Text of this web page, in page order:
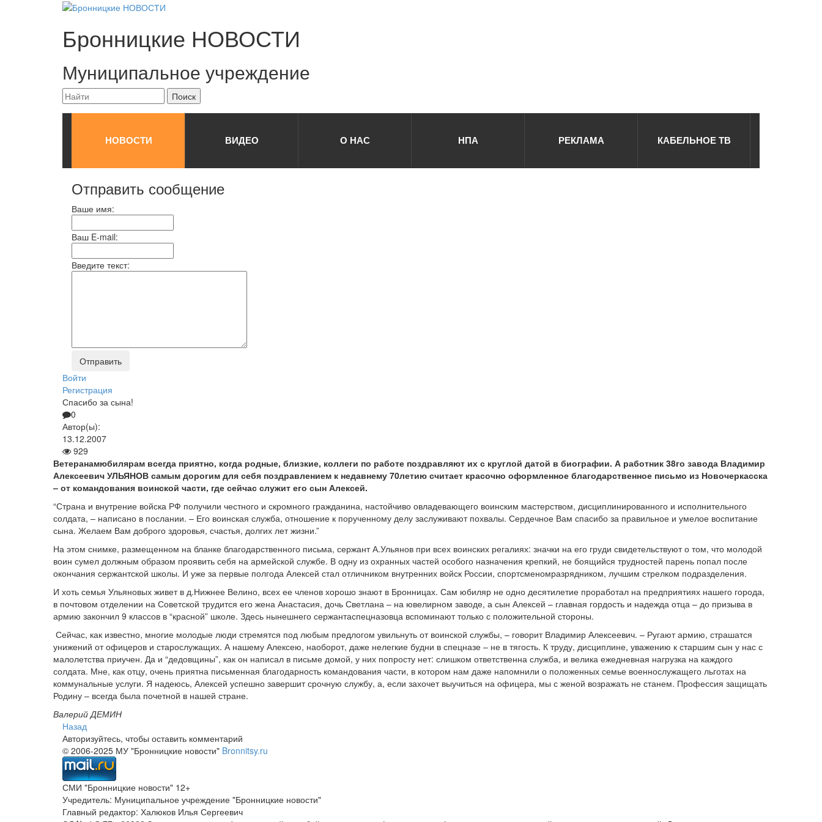
Бронницкие НОВОСТИ
Муниципальное учреждение
НОВОСТИ ВИДЕО О НАС НПА РЕКЛАМА КАБЕЛЬНОЕ ТВ
Отправить сообщение
Ваше имя:
Ваш E-mail:
Введите текст:
Войти
Регистрация
Спасибо за сына!
0
Автор(ы):
13.12.2007
929
Ветеранам­юбилярам всегда приятно, когда родные, близкие, коллеги по работе поздравляют их с круглой датой в биографии. А работник 38­го завода Владимир
Алексеевич УЛЬЯНОВ самым дорогим для себя поздравлением к недавнему 70­летию считает красочно оформленное благодарственное письмо из Новочеркасска
– от командования воинской части, где сейчас служит его сын Алексей.
“Страна и внутрение войска РФ получили честного и скромного гражданина, настойчиво овладевающего воинским мастерством, дисциплинированного и исполнительного
солдата, – написано в послании. – Его воинская служба, отношение к порученному делу заслуживают похвалы. Сердечное Вам спасибо за правильное и умелое воспитание
сына. Желаем Вам доброго здоровья, счастья, долгих лет жизни.”
На этом снимке, размещенном на бланке благодарственного письма, сержант А.Ульянов при всех воинских регалиях: значки на его груди свидетельствуют о том, что молодой
воин сумел должным образом проявить себя на армейской службе. В одну из охранных частей особого назначения крепкий, не боящийся трудностей парень попал после
окончания сержантской школы. И уже за первые полгода Алексей стал отличником внутренних войск России, спортсменом­разрядником, лучшим стрелком подразделения.
И хоть семья Ульяновых живет в д.Нижнее Велино, всех ее членов хорошо знают в Бронницах. Сам юбиляр не одно десятилетие проработал на предприятиях нашего города,
в почтовом отделении на Советской трудится его жена Анастасия, дочь Светлана – на ювелирном заводе, а сын Алексей – главная гордость и надежда отца – до призыва в
армию закончил 9 классов в “красной” школе. Здесь нынешнего сержанта­спецназовца вспоминают только с положительной стороны.
­ Сейчас, как известно, многие молодые люди стремятся под любым предлогом увильнуть от воинской службы, – говорит Владимир Алексеевич. – Ругают армию, страшатся
унижений от офицеров и старослужащих. А нашему Алексею, наоборот, даже нелегкие будни в спецназе – не в тягость. К труду, дисциплине, уважению к старшим сын у нас с
малолетства приучен. Да и “дедовщины”, как он написал в письме домой, у них попросту нет: слишком ответственна служба, и велика ежедневная нагрузка на каждого
солдата. Мне, как отцу, очень приятна письменная благодарность командования части, в котором нам даже напомнили о положенных семье военнослужащего льготах на
коммунальные услуги. Я надеюсь, Алексей успешно завершит срочную службу, а, если захочет выучиться на офицера, мы с женой возражать не станем. Профессия защищать
Родину – всегда была почетной в нашей стране.
Валерий ДЕМИН
Назад
Авторизуйтесь, чтобы оставить комментарий
© 2006-2025 МУ "Бронницкие новости" Bronnitsy.ru
СМИ "Бронницкие новости" 12+
Учредитель: Муниципальное учреждение "Бронницкие новости"
Главный редактор: Халюков Илья Сергеевич